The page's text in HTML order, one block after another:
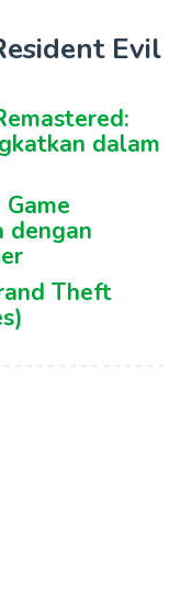
Evil
dalam
dengan
Theft